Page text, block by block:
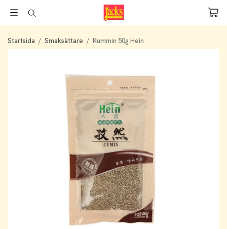
Startsida / Smaksättare / Kummin 50g Hein